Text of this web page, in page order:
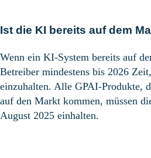
Ist die KI bereits aufdem
Wenn ein KI-System bereits auf
Betreiber mindestens bis 2026
einzuhalten. Alle GPAI-Produkte,
auf den Markt kommen, müssen
August 2025 einhalten.